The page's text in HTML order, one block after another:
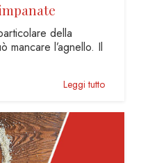
della
mancare l’agnello. Il
Leggi tutto